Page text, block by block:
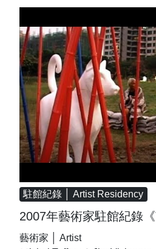
駐館紀錄 │ Artist Residency
藝術家 │ Artist